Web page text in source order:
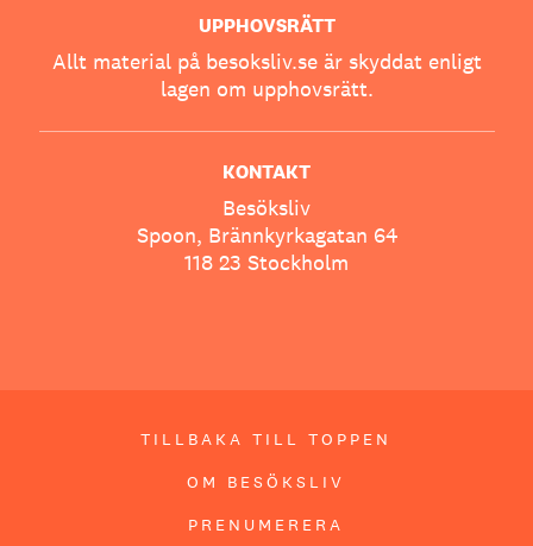
UPPHOVSRÄTT
Allt material på besoksliv.se är skyddat enligt
lagen om upphovsrätt.
KONTAKT
Besöksliv
Spoon, Brännkyrkagatan 64
118 23 Stockholm
TILLBAKA TILL TOPPEN
OM BESÖKSLIV
PRENUMERERA